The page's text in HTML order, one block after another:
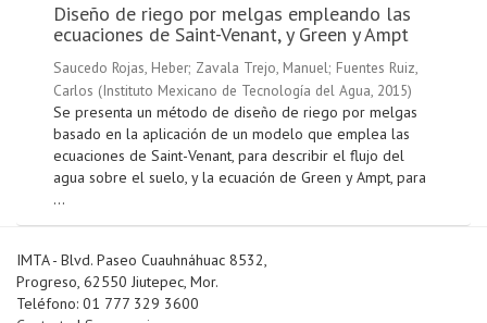
Diseño de riego por melgas empleando las
ecuaciones de Saint-Venant, y Green y Ampt
Saucedo Rojas, Heber; Zavala Trejo, Manuel; Fuentes Ruiz,
Carlos (Instituto Mexicano de Tecnología del Agua, 2015)
Se presenta un método de diseño de riego por melgas
basado en la aplicación de un modelo que emplea las
ecuaciones de Saint-Venant, para describir el flujo del
agua sobre el suelo, y la ecuación de Green y Ampt, para
...
IMTA - Blvd. Paseo Cuauhnáhuac 8532,
Progreso, 62550 Jiutepec, Mor.
Teléfono: 01 777 329 3600